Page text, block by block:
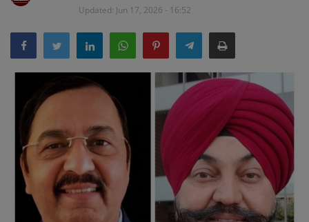
मनोरंजन
खेल जगत
शिक्षा
स्वास्थ्य
Updated: Jun 17, 2026 - 16:52